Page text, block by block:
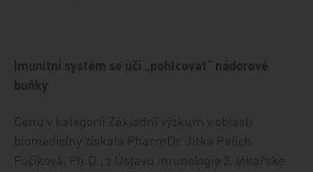
Imunitní systém se učí „pohlcovat“ nádorové
buňky
Cenu v kategorii Základní výzkum v oblasti
biomedicíny získala PharmDr. Jitka Palich
Fučíková, Ph.D., z Ústavu imunologie 2. lékařské